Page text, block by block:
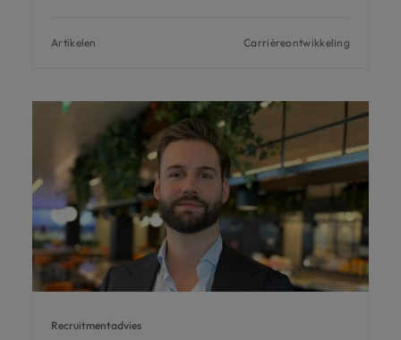
Artikelen Carrièreontwikkeling
Recruitmentadvies